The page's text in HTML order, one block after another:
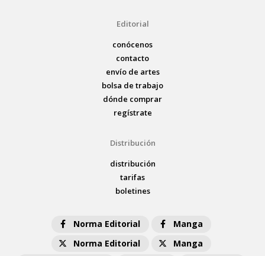
Editorial
conócenos
contacto
envío de artes
bolsa de trabajo
dónde comprar
regístrate
Distribución
distribución
tarifas
boletines
Norma Editorial
Manga
Norma Editorial
Manga